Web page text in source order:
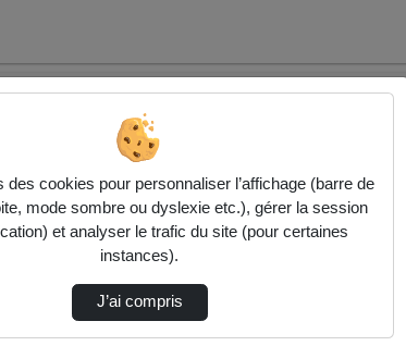
Vérifiez les options pour ajuster les résultats.
des cookies pour personnaliser l’affichage (barre de
mode sombre ou dyslexie etc.), gérer la session
et analyser le trafic du site (pour certaines
instances).
J’ai compris